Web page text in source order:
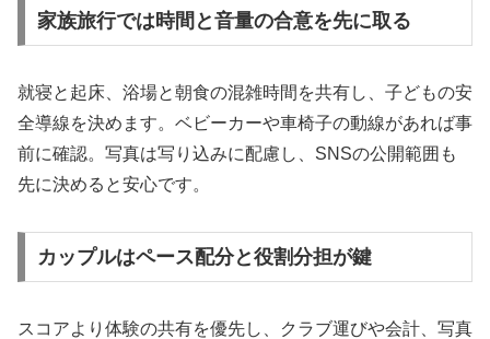
家族旅行では時間と音量の合意を先に取る
就寝と起床、浴場と朝食の混雑時間を共有し、子どもの安
全導線を決めます。ベビーカーや車椅子の動線があれば事
前に確認。写真は写り込みに配慮し、SNSの公開範囲も
先に決めると安心です。
カップルはペース配分と役割分担が鍵
スコアより体験の共有を優先し、クラブ運びや会計、写真